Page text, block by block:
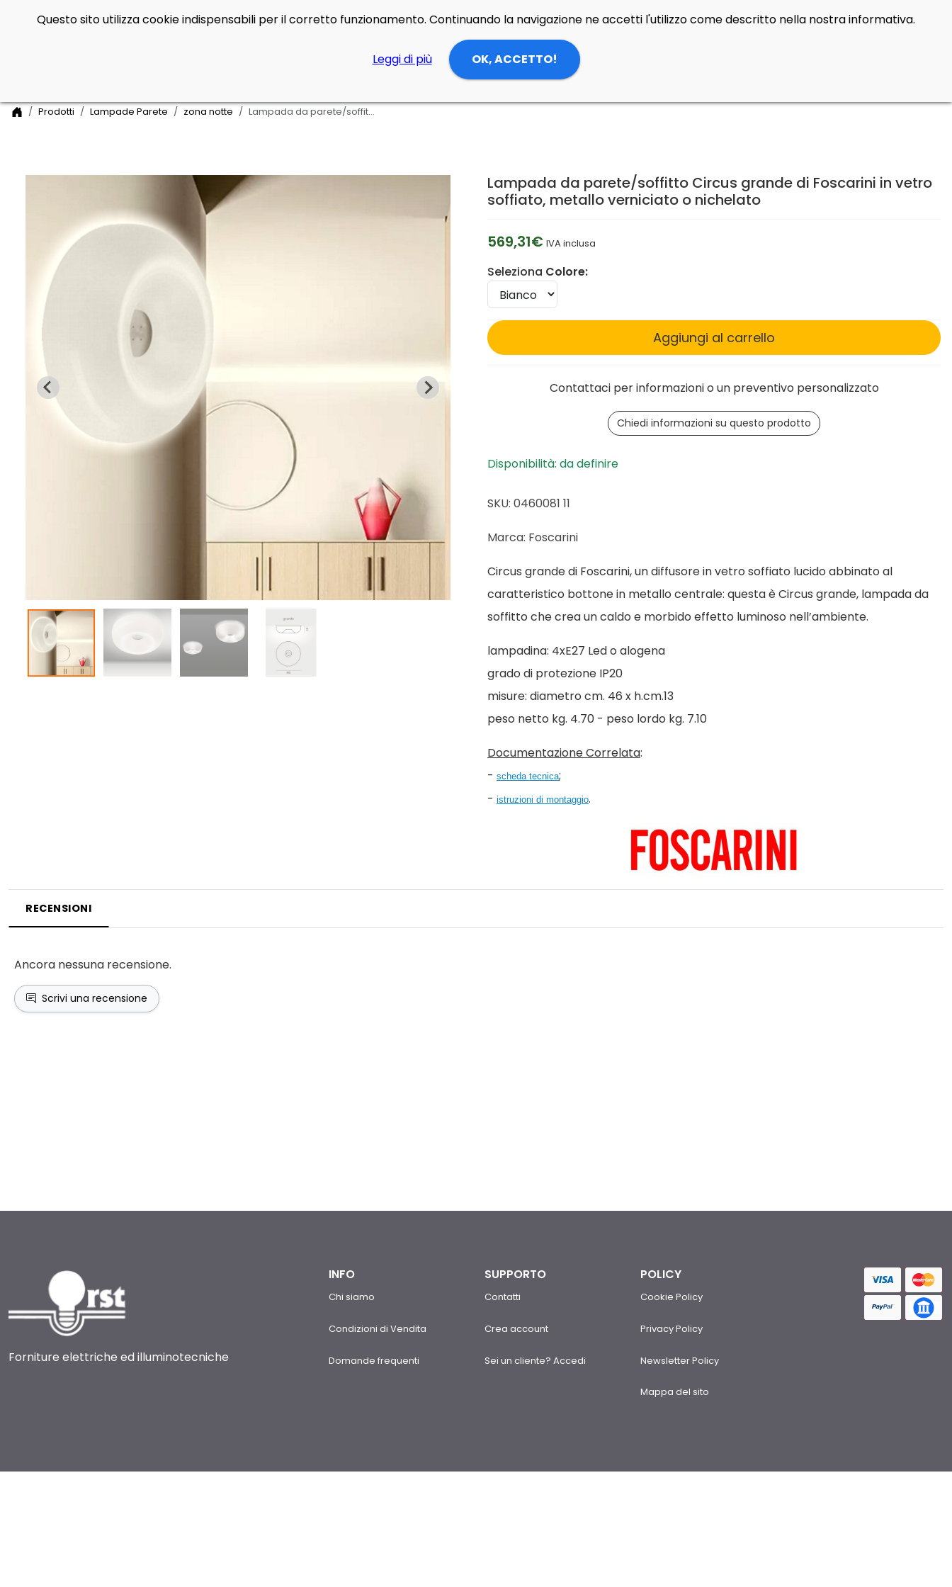
HomeProdotti Lampade Parete zona notte Lampada da parete/soffitto Circus grande di Foscarini in vetro soffiato, metallo verniciato o nichelato
Lampada da parete/soffitto Circus grande di Foscarini in vetro
soffiato, metallo verniciato o nichelato
569,31€ IVA inclusa
Seleziona Colore:
Aggiungi al carrello
Contattaci per informazioni o un preventivo personalizzato
Chiedi informazioni su questo prodotto
Disponibilità: da definire
SKU: 0460081 11
Marca: Foscarini
Circus grande di Foscarini, un diffusore in vetro soffiato lucido abbinato al
caratteristico bottone in metallo centrale: questa è Circus grande, lampada da
soffitto che crea un caldo e morbido effetto luminoso nell’ambiente.
lampadina: 4xE27 Led o alogena
grado di protezione IP20
misure: diametro cm. 46 x h.cm.13
peso netto kg. 4.70 - peso lordo kg. 7.10
Documentazione Correlata:
- scheda tecnica;
- istruzioni di montaggio.
RECENSIONI
Ancora nessuna recensione.
Scrivi una recensione
Forniture elettriche ed illuminotecniche
INFO
Chi siamo
Condizioni di Vendita
Domande frequenti
SUPPORTO
Contatti
Crea account
Sei un cliente? Accedi
POLICY
Cookie Policy
Privacy Policy
Newsletter Policy
Mappa del sito
Questo sito utilizza cookie indispensabili per il corretto funzionamento. Continuando la navigazione ne accetti l'utilizzo come descritto nella nostra informativa.
Leggi di più OK, ACCETTO!